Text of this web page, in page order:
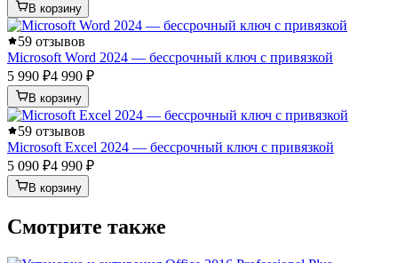
В корзину
59 отзывов
Microsoft Word 2024 — бессрочный ключ с привязкой
5 990 ₽4 990 ₽
В корзину
59 отзывов
Microsoft Excel 2024 — бессрочный ключ с привязкой
5 090 ₽4 990 ₽
В корзину
Смотрите также